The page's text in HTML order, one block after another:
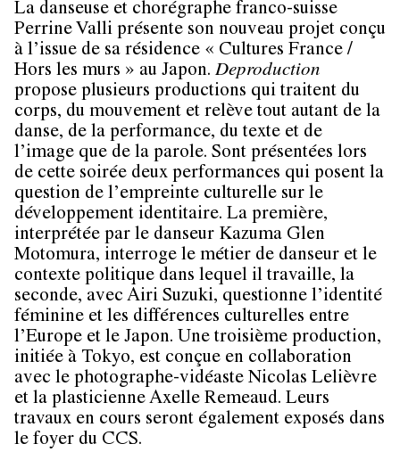
La danseuse et chorégraphe franco-suisse
Perrine Valli présente son nouveau projet conçu
à l’issue de sa résidence « Cultures France /
Hors les murs » au Japon. Deproduction
propose plusieurs productions qui traitent du
corps, du mouvement et relève tout autant de la
danse, de la performance, du texte et de
l’image que de la parole. Sont présentées lors
de cette soirée deux performances qui posent la
question de l’empreinte culturelle sur le
développement identitaire. La première,
interprétée par le danseur Kazuma Glen
Motomura, interroge le métier de danseur et le
contexte politique dans lequel il travaille, la
seconde, avecAiri Suzuki, questionne l’identité
féminine et les différences culturelles entre
l’Europe et le Japon. Une troisième production,
initiée à Tokyo, est conçue en collaboration
avec le photographe-vidéaste Nicolas Lelièvre
et la plasticienneAxelle Remeaud. Leurs
travaux en cours seront également exposés dans
le foyer du CCS.